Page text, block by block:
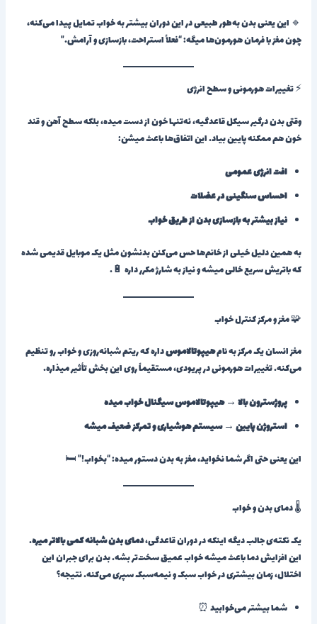
🔹 این یعنی بدن به‌طور طبیعی در این دوران بیشتر به خواب تمایل پیدا می‌کنه،
چون مغز با فرمان هورمون‌ها میگه: “فعلاً استراحت، بازسازی و آرامش.”
⚡ تغییرات هورمونی و سطح انرژی
وقتی بدن درگیر سیکل قاعدگیه، نه‌تنها خون از دست میده، بلکه سطح آهن و قند
خون هم ممکنه پایین بیاد. این اتفاق‌ها باعث میشن:
افت انرژی عمومی
احساس سنگینی در عضلات
نیاز بیشتر به بازسازی بدن از طریق خواب
به همین دلیل خیلی از خانم‌ها حس می‌کنن بدنشون مثل یک موبایل قدیمی شده
که باتریش سریع خالی میشه و نیاز به شارژ مکرر داره 🔋.
🧩 مغز و مرکز کنترل خواب
مغز انسان یک مرکز به نامهیپوتالاموسداره که ریتم شبانه‌روزی و خواب رو تنظیم
می‌کنه. تغییرات هورمونی در پریودی، مستقیماً روی این بخش تأثیر میذاره.
پروژسترون بالا → هیپوتالاموس سیگنال خواب میده
استروژن پایین → سیستم هوشیاری و تمرکز ضعیف میشه
این یعنی حتی اگر شما نخواید، مغز به بدن دستور میده: “بخواب!” 🛏️
🌡️ دمای بدن و خواب
یک نکته‌ی جالب دیگه اینکه در دوران قاعدگی،دمای بدن شبانه کمی بالاتر میره.
این افزایش دما باعث میشه خواب عمیق سخت‌تر بشه. بدن برای جبران این
اختلال، زمان بیشتری در خواب سبک و نیمه‌سبک سپری می‌کنه. نتیجه؟
شما بیشتر می‌خوابید ⏰